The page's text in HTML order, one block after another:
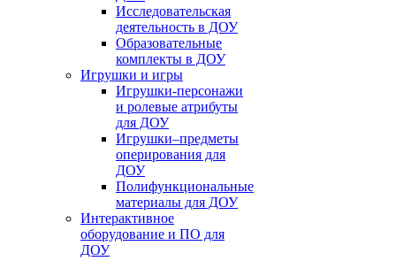
Исследовательская
деятельность в ДОУ
Образовательные
комплекты в ДОУ
Игрушки и игры
Игрушки-персонажи
и ролевые атрибуты
для ДОУ
Игрушки–предметы
оперирования для
ДОУ
Полифункциональные
материалы для ДОУ
Интерактивное
оборудование и ПО для
ДОУ